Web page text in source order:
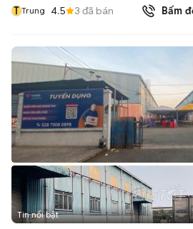
T Trung 4.5 3 đã bán Bấm
Tin nổi bật